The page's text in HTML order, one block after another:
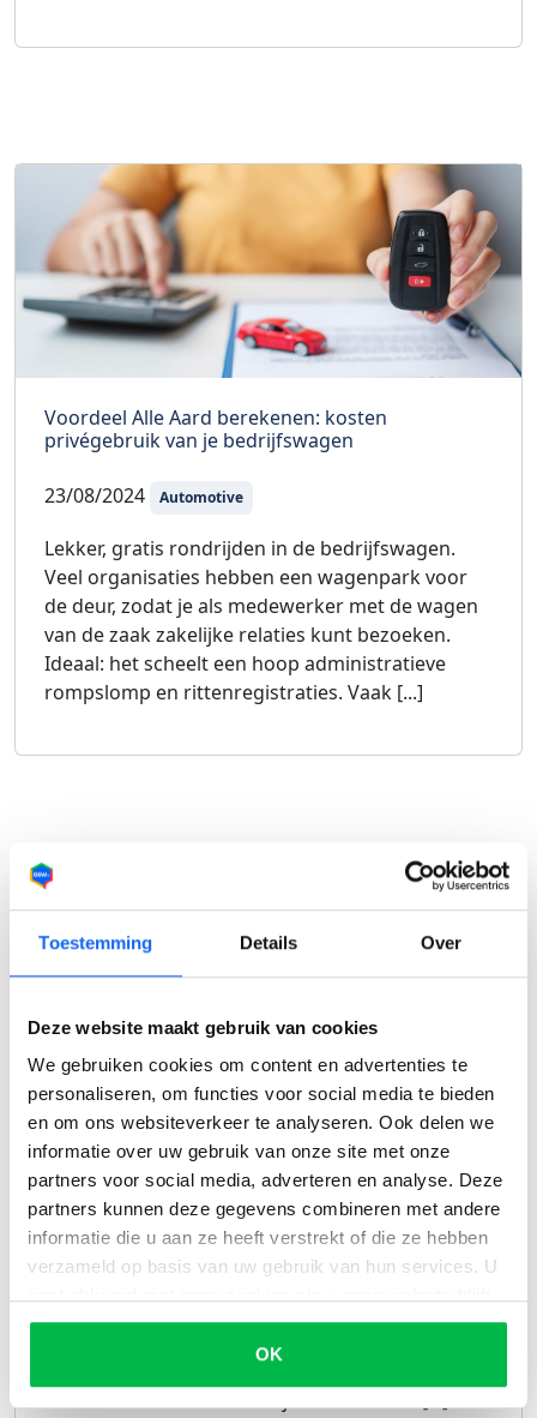
Toestemming Details Over
Deze website maakt gebruik van cookies
We gebruiken cookies om content en advertenties te
personaliseren, om functies voor social media te bieden
en om ons websiteverkeer te analyseren. Ook delen we
informatie over uw gebruik van onze site met onze
partners voor social media, adverteren en analyse. Deze
partners kunnen deze gegevens combineren met andere
informatie die u aan ze heeft verstrekt of die ze hebben
verzameld op basis van uw gebruik van hun services. U
gebruiken.
OK
Voordeel Alle Aard berekenen: kosten
privégebruik van je bedrijfswagen
23/08/2024 Automotive
Lekker, gratis rondrijden in de bedrijfswagen.
Veel organisaties hebben een wagenpark voor
de deur, zodat je als medewerker met de wagen
van de zaak zakelijke relaties kunt bezoeken.
Ideaal: het scheelt een hoop administratieve
rompslomp en rittenregistraties. Vaak [...]
Hoelang mag je niet met de auto rijden na deze
operaties in België?
16/08/2024 Automotive
Een operatie kan zowel fysiek als mentaal een
grote impact hebben. Naast het emotionele
zoals autorijden, goed te regelen. Zeker in een